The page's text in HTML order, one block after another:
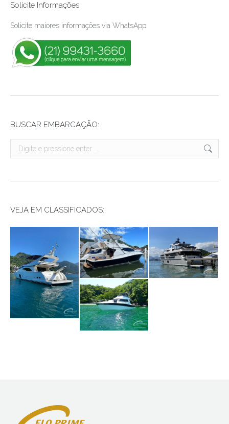
Solicite Informações
Solicite maiores informações via WhatsApp:
BUSCAR EMBARCAÇÃO:
Search:
VEJA EM CLASSIFICADOS: